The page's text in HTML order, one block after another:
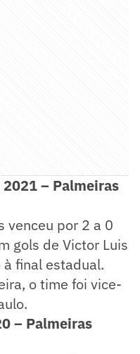
– Palmeiras
venceu por 2 a 0
gols de Victor Luis
à final estadual.
o time foi vice-
– Palmeiras